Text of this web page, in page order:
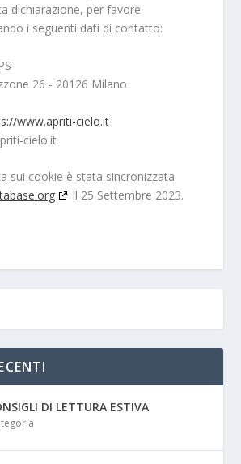
dichiarazione, per favore
i seguenti dati di contatto:
26 - 20126 Milano
www.apriti-cielo.it
cielo.it
sui cookie è stata sincronizzata
il 25 Settembre 2023.
DI LETTURA ESTIVA